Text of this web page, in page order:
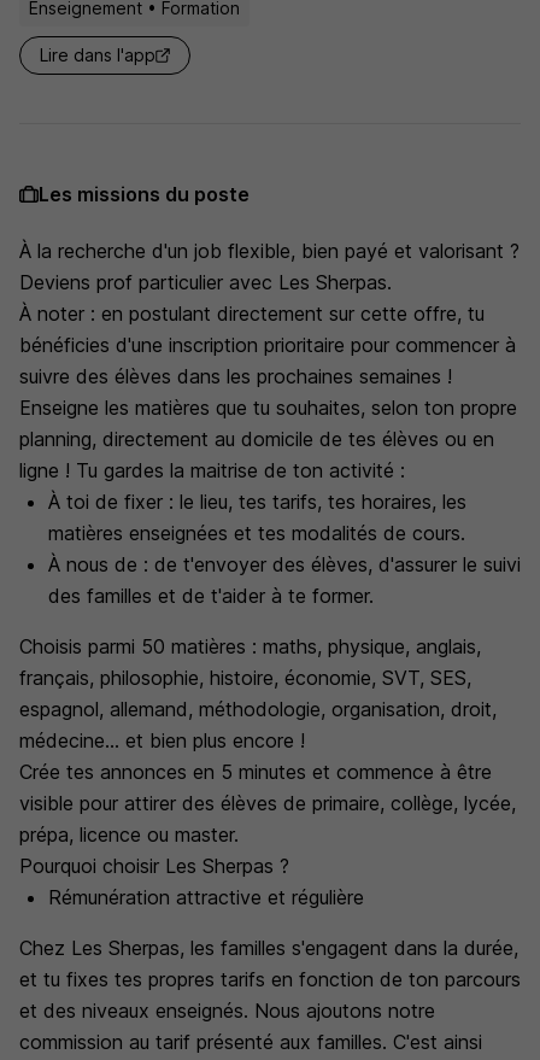
Enseignement • Formation
Lire dans l'app
Les missions du poste
À la recherche d'un job flexible, bien payé et valorisant ?
Deviens prof particulier avec Les Sherpas.
À noter : en postulant directement sur cette offre, tu
bénéficies d'une inscription prioritaire pour commencer à
suivre des élèves dans les prochaines semaines !
Enseigne les matières que tu souhaites, selon ton propre
planning, directement au domicile de tes élèves ou en
ligne ! Tu gardes la maitrise de ton activité :
À toi de fixer : le lieu, tes tarifs, tes horaires, les
matières enseignées et tes modalités de cours.
À nous de : de t'envoyer des élèves, d'assurer le suivi
des familles et de t'aider à te former.
Choisis parmi 50 matières : maths, physique, anglais,
français, philosophie, histoire, économie, SVT, SES,
espagnol, allemand, méthodologie, organisation, droit,
médecine... et bien plus encore !
Crée tes annonces en 5 minutes et commence à être
visible pour attirer des élèves de primaire, collège, lycée,
prépa, licence ou master.
Pourquoi choisir Les Sherpas ?
Rémunération attractive et régulière
Chez Les Sherpas, les familles s'engagent dans la durée,
et tu fixes tes propres tarifs en fonction de ton parcours
et des niveaux enseignés. Nous ajoutons notre
commission au tarif présenté aux familles. C'est ainsi